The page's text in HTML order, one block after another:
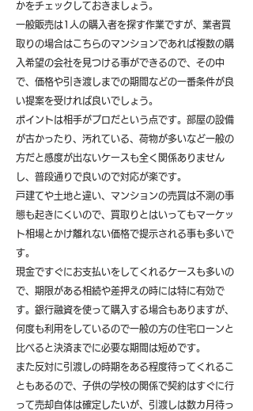
かをチェックしておきましょう。
一般販売は1人の購入者を探す作業ですが、業者買
取りの場合はこちらのマンションであれば複数の購
入希望の会社を見つける事ができるので、その中
で、価格や引き渡しまでの期間などの一番条件が良
い提案を受ければ良いでしょう。
ポイントは相手がプロだという点です。部屋の設備
が古かったり、汚れている、荷物が多いなど一般の
方だと感度が出ないケースも全く関係ありません
し、普段通りで良いので対応が楽です。
戸建てや土地と違い、マンションの売買は不測の事
態も起きにくいので、買取りとはいってもマーケッ
ト相場とかけ離れない価格で提示される事も多いで
す。
現金ですぐにお支払いをしてくれるケースも多いの
で、期限がある相続や差押えの時には特に有効で
す。銀行融資を使って購入する場合もありますが、
何度も利用をしているので一般の方の住宅ローンと
比べると決済までに必要な期間は短めです。
また反対に引渡しの時期をある程度待ってくれるこ
ともあるので、子供の学校の関係で契約はすぐに行
って売却自体は確定したいが、引渡しは数カ月待っ